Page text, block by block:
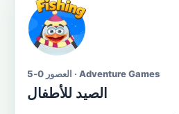
العصور 0-5 · Adventure Games
الصيد للأطفال